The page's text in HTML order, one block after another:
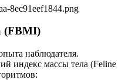
(FBMI)
наблюдателя.
индекс массы тела (Feline